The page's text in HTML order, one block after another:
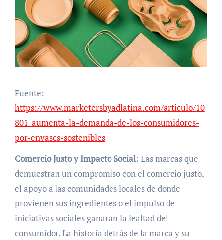
Fuente:
https://www.marketersbyadlatina.com/articulo/10
801_aumenta-la-demanda-de-los-consumidores-
por-envases-sostenibles
Comercio Justo y Impacto Social: Las marcas que
demuestran un compromiso con el comercio justo,
el apoyo a las comunidades locales de donde
provienen sus ingredientes o el impulso de
iniciativas sociales ganarán la lealtad del
consumidor. La historia detrás de la marca y su